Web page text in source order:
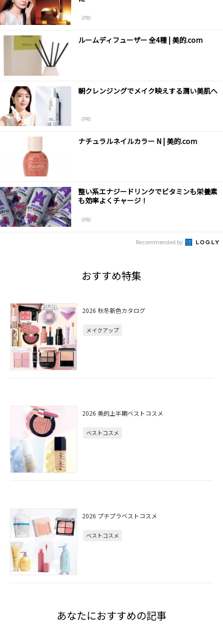
（PR）
ルームディフューザー 全4種 | 美的.com
朝クレンジングでメイク映えする潤い美肌へ
（PR）
ナチュラルネイルカラー N | 美的.com
整い系エナジードリンクでビタミンも栄養素
も効率よくチャージ！
（PR）
Recommended by
おすすめ特集
2026 秋冬新色カタログ
メイクアップ
2026 美的上半期ベストコスメ
ベストコスメ
2026 プチプラベストコスメ
ベストコスメ
あなたにおすすめの記事